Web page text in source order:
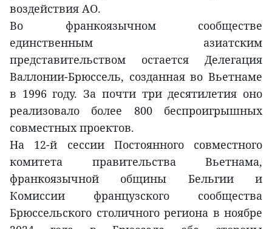
воздействия АО.
Во франкоязычном сообществе
единственным азиатским
представительством остается Делегация
Валлонии-Брюссель, созданная во Вьетнаме
в 1996 году. За почти три десятилетия оно
реализовало более 800 беспроигрышных
совместных проектов.
На 12-й сессии Постоянного совместного
комитета правительства Вьетнама,
франкоязычной общины Бельгии и
Комиссии французского сообщества
Брюссельского столичного региона в ноябре